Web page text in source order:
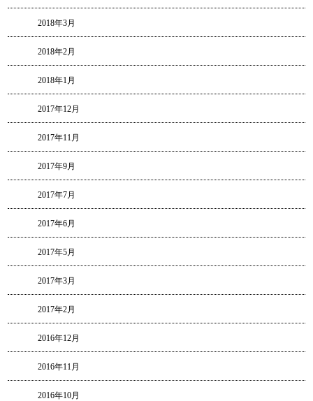
2018年3月
2018年2月
2018年1月
2017年12月
2017年11月
2017年9月
2017年7月
2017年6月
2017年5月
2017年3月
2017年2月
2016年12月
2016年11月
2016年10月